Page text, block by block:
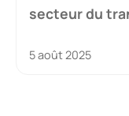
secteur du
5 août 2025